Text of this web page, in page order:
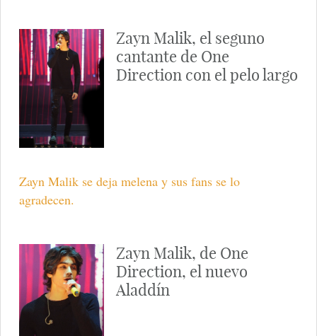
Zayn Malik, el seguno
cantante de One
Direction con el pelo largo
Zayn Malik se deja melena y sus fans se lo
agradecen.
Zayn Malik, de One
Direction, el nuevo
Aladdín